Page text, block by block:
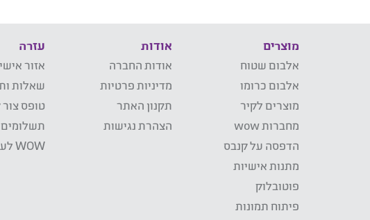
מוצרים
אלבום שטוח
אלבום כרומו
מוצרים לקיר
מחברות wow
הדפסה על קנבס
מתנות אישיות
פוטובלוק
פיתוח תמונות
אודות
אודות החברה
מדיניות פרטיות
תקנון האתר
הצהרת נגישות
עזרה
אזור אישי
שאלות
טופס
WOW לעסקים